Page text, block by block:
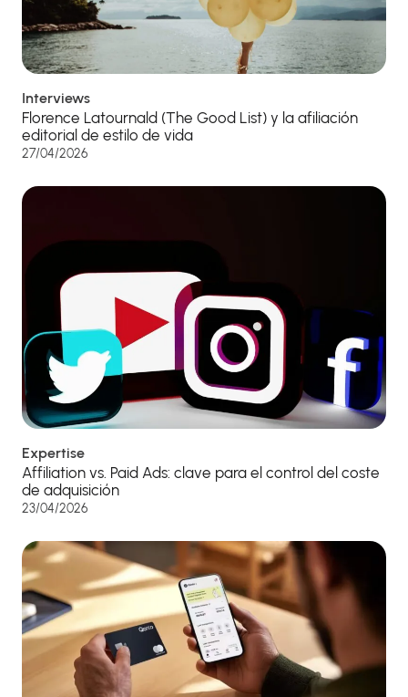
Interviews
Florence Latournald (The Good List) y la afiliación
editorial de estilo de vida
27/04/2026
Expertise
Affiliation vs. Paid Ads: clave para el control del coste
de adquisición
23/04/2026